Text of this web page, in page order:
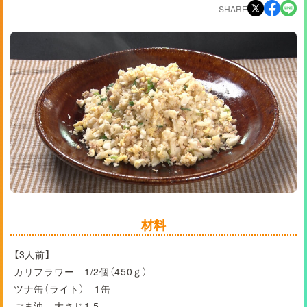
SHARE
材料
【3人前】
カリフラワー 1/2個（450ｇ）
ツナ缶（ライト） 1缶